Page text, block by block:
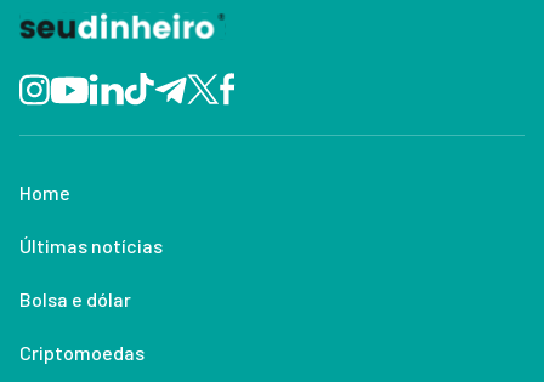
Home
Últimas notícias
Bolsa e dólar
Criptomoedas